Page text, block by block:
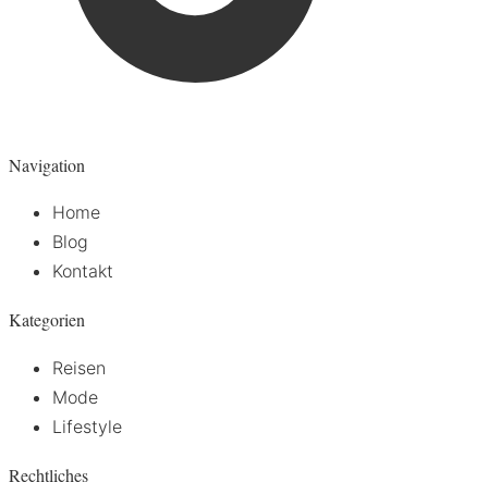
Navigation
Home
Blog
Kontakt
Kategorien
Reisen
Mode
Lifestyle
Rechtliches